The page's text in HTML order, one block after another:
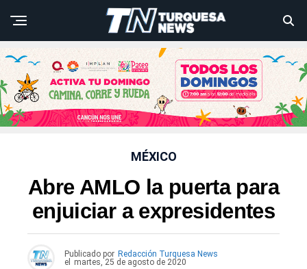
MÉXICO
Abre AMLO la puerta para
enjuiciar a expresidentes
Publicado por Redacción Turquesa News
el
martes, 25 de agosto de 2020